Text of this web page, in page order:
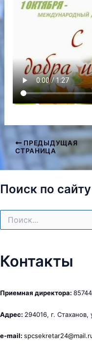
Навигация
записям
ПРЕДЫДУЩАЯ
СТРАНИЦА
Поиск по сайту
Контакты
Приемная директора:
Адрес: 294016, г.
e-mail: